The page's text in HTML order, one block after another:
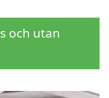
och utan